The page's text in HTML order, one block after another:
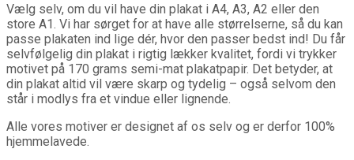
Vælg selv, om du vil have din plakat i A4, A3, A2 eller den
store A1. Vi har sørget for at have alle størrelserne, så du kan
passe plakaten ind lige dér, hvor den passer bedst ind! Du får
selvfølgelig din plakat i rigtig lækker kvalitet, fordi vi trykker
motivet på 170 grams semi-mat plakatpapir. Det betyder, at
din plakat altid vil være skarp og tydelig – også selvom den
står i modlys fra et vindue eller lignende.
Alle vores motiver er designet af os selv og er derfor 100%
hjemmelavede.